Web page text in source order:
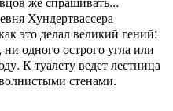
Хундертвассера
это делал великий гений:
одного острого угла или
К туалету ведет лестница
стенами.